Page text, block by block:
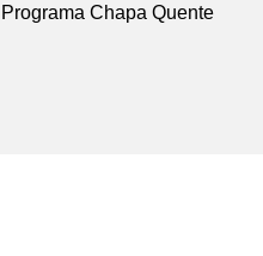
Programa Chapa Quente